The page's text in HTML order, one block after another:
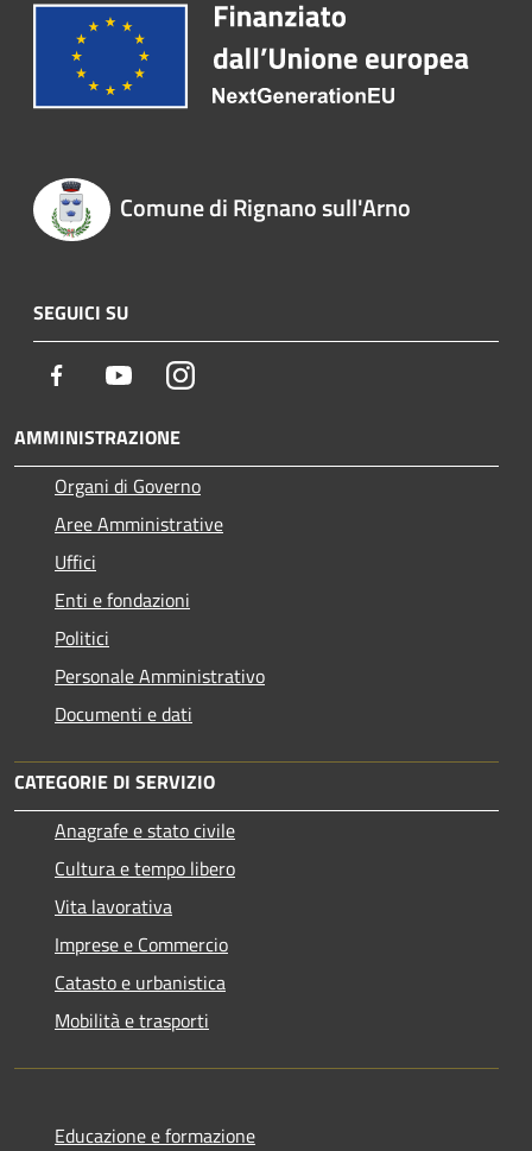
Comune di Rignano sull'Arno
SEGUICI SU
Facebook YoutubeInstagram
AMMINISTRAZIONE
Organi di Governo
Aree Amministrative
Uffici
Enti e fondazioni
Politici
Personale Amministrativo
Documenti e dati
CATEGORIE DI SERVIZIO
Anagrafe e stato civile
Cultura e tempo libero
Vita lavorativa
Imprese e Commercio
Catasto e urbanistica
Mobilità e trasporti
Educazione e formazione